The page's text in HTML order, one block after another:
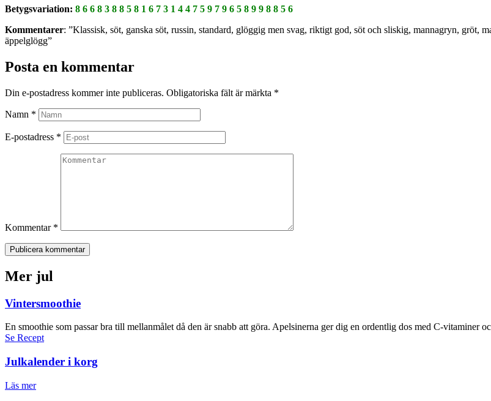
Betygsvariation: 8 6 6 8 3 8 8 5 8 1 6 7 3 1 4 4 7 5 9 7 9 6 5 8 9 9 8 8 5 6
Kommentarer: ”Klassisk, söt, ganska söt, russin, standard, glöggig men svag, riktigt god, söt och sliskig, mannagryn, gröt,
äppelglögg”
Posta en kommentar
Din e-postadress kommer inte publiceras. Obligatoriska fält är märkta *
Namn *
E-postadress *
Kommentar *
Publicera kommentar
Mer jul
Vintersmoothie
En smoothie som passar bra till mellanmålet då den är snabb att göra. Apelsinerna ger dig en ordentlig dos med C-vitaminer
Se Recept
Julkalender i korg
Läs mer